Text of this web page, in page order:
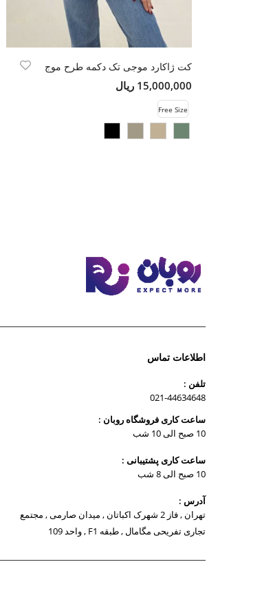
کت ژاکارد موجی تک دکمه طرح موج
15,000,000 ریال
Free Size
اطلاعات تماس
تلفن :
021-44634648
ساعت کاری فروشگاه روبان :
10 صبح الی 10 شب
ساعت کاری پشتیبانی :
10 صبح الی 8 شب
آدرس :
تهران , فاز 2 شهرک اکباتان , میدان صارمی , مجتمع
تجاری تفریحی مگامال , طبقه F1 , واحد 109